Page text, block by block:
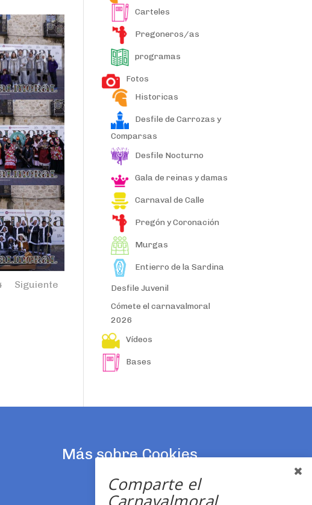
Gmail
Gmail
Siguiente
Carteles
Pregoneros/as
programas
Fotos
Historicas
Desfile de Carrozas y
Comparsas
Desfile Nocturno
Gala de reinas y damas
Carnaval de Calle
Pregón y Coronación
Murgas
Entierro de la Sardina
Desfile Juvenil
Cómete el carnavalmoral
2026
Vídeos
Bases
Más sobre Cookies
Comparte el
Carnavalmoral